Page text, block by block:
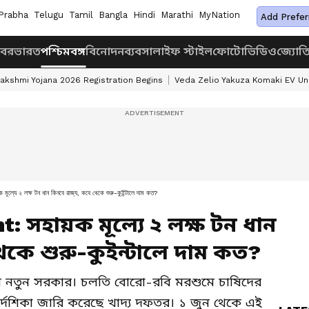
Telugu Tamil Bangla Hindi Marathi MyNation Add
ভারতপশ্চিমবঙ্গবিনোদনব্যবসালাইফ স্টাইলফোটোভিডিও
Yojana 2026 Registration Begins Veda Zelio Yakuza Komaki EV
২ লক্ষ টন ধান কিনবে রাজ্য, কবে থেকে শুরু-কুইন্টালে দাম কত?
সহায়ক মূল্যে ২ লক্ষ টন ধান
শুরু-কুইন্টালে দাম কত?
নতুন সরকার। চলতি বোরো-রবি মরশুমে চাষিদের
জারি করেছে খাদ্য দফতর। ১ জুন থেকে এই